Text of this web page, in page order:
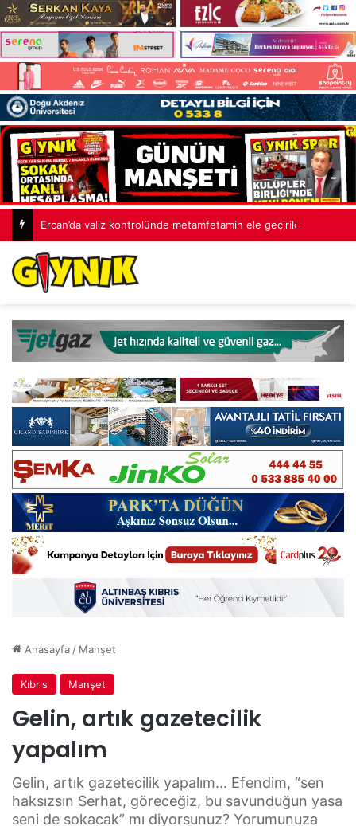
Ercan’da valiz kontrolünde metamfetamin ele geçirildi
Anasayfa/ Manşet
Kıbrıs Manşet
Gelin, artık gazetecilik
yapalım
Gelin, artık gazetecilik yapalım... Efendim, “sen
haksızsın Serhat, göreceğiz, bu savunduğun yasa
seni de sokacak” mı diyorsunuz? Yorumunuza